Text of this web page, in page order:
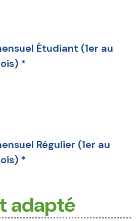
Étudiant (1er au
*
Régulier (1er au
*
adapté